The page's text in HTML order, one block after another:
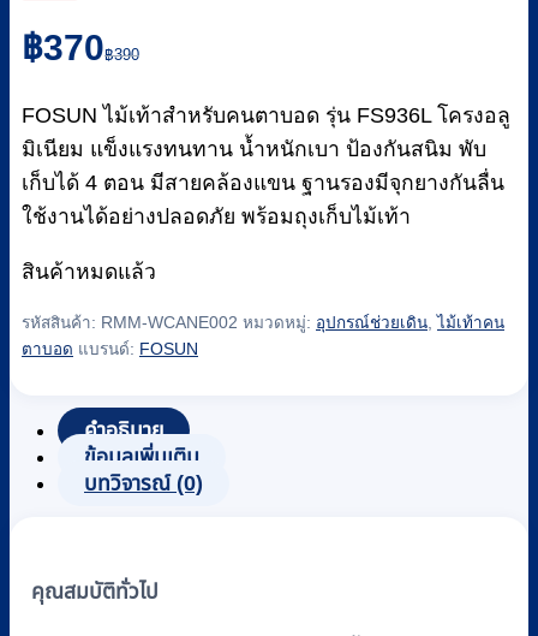
฿390
Original
price
฿390.
฿370
Current
price
฿370.
FOSUN ไม้เท้าสำหรับคนตาบอด รุ่น FS936L โครงอลู
มิเนียม แข็งแรงทนทาน น้ำหนักเบา ป้องกันสนิม พับ
เก็บได้ 4 ตอน มีสายคล้องแขน ฐานรองมีจุกยางกันลื่น
ใช้งานได้อย่างปลอดภัย พร้อมถุงเก็บไม้เท้า
สินค้าหมดแล้ว
รหัสสินค้า: RMM-WCANE002 หมวดหมู่: อุปกรณ์ช่วยเดิน, ไม้เท้าคน
ตาบอด แบรนด์: FOSUN
คำอธิบาย
ข้อมูลเพิ่มเติม
บทวิจารณ์ (0)
คุณสมบัติทั่วไป